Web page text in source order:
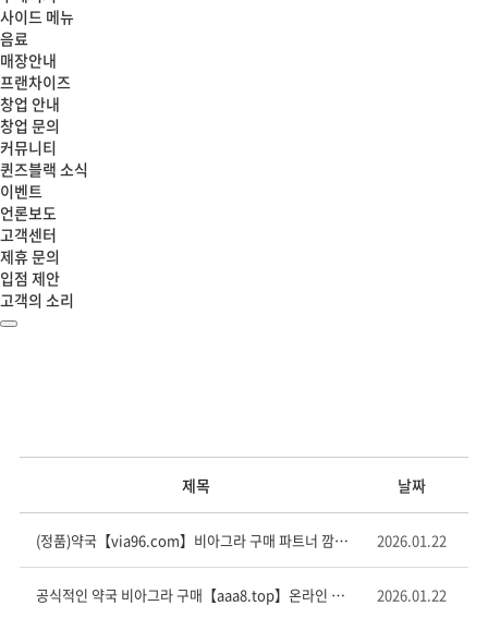
사이드 메뉴
음료
매장안내
프랜차이즈
창업 안내
창업 문의
커뮤니티
퀸즈블랙 소식
이벤트
언론보도
고객센터
제휴 문의
입점 제안
고객의 소리
제목 날짜
(정품)약국【via96.com】비아그라 구매 파트너 깜짝 선물 1위 2026.01.22
공식적인 약국 비아그라 구매【aaa8.tоp】온라인 시알리스 구입하기 2026.01.22